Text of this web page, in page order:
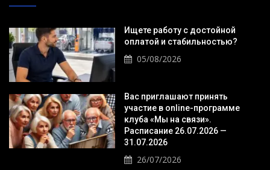
Ищете работу с достойной
оплатой и стабильностью?
05/08/2026
Вас приглашают принять
участие в online-программе
клуба «Мы на связи».
Расписание 26.07.2026 —
31.07.2026
26/07/2026